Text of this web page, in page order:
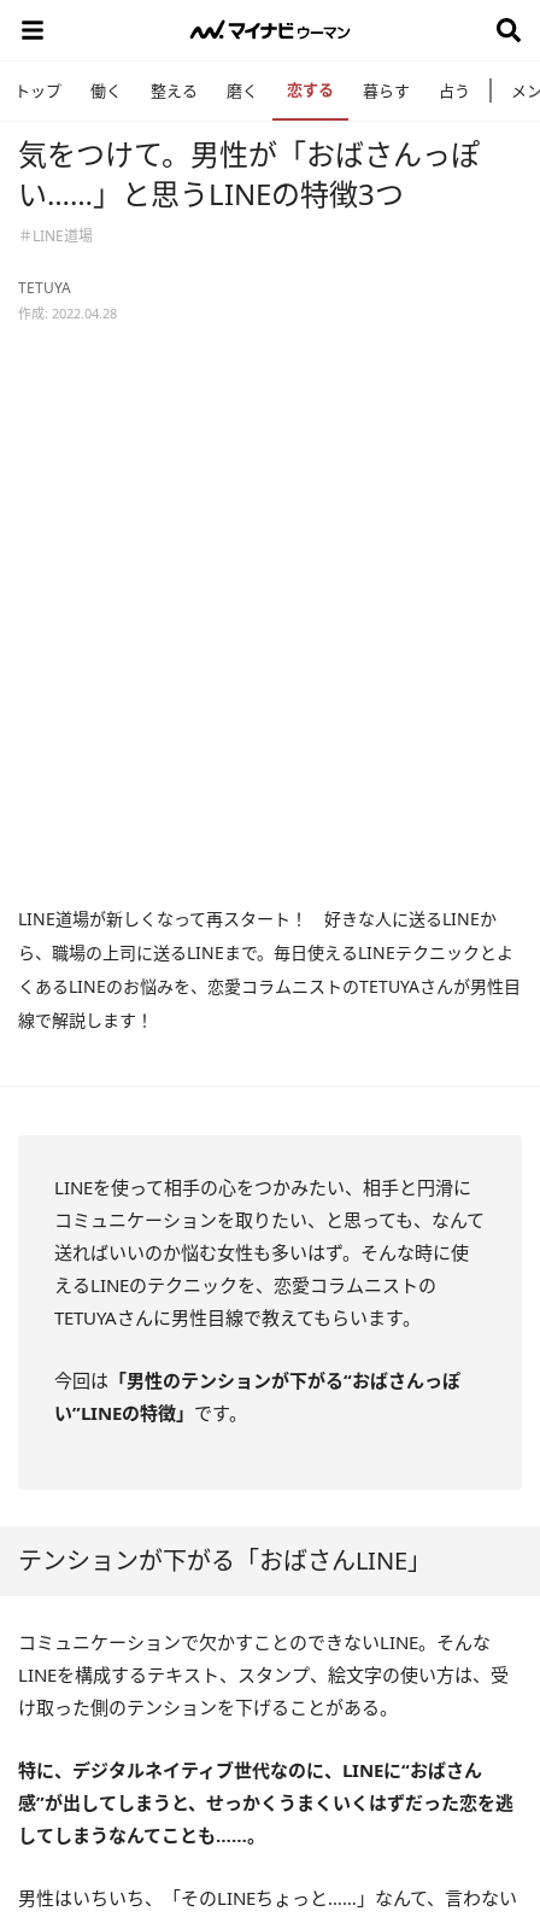
トップ 働く 整える 磨く 恋する 暮らす 占う メ
気をつけて。男性が「おばさんっぽ
い……」と思うLINEの特徴3つ
＃LINE道場
TETUYA
作成: 2022.04.28
LINE道場が新しくなって再スタート！ 好きな人に送るLINEか
ら、職場の上司に送るLINEまで。毎日使えるLINEテクニックとよ
くあるLINEのお悩みを、恋愛コラムニストのTETUYAさんが男性目
線で解説します！
LINEを使って相手の心をつかみたい、相手と円滑に
コミュニケーションを取りたい、と思っても、なんて
送ればいいのか悩む女性も多いはず。そんな時に使
えるLINEのテクニックを、恋愛コラムニストの
TETUYAさんに男性目線で教えてもらいます。
今回は 「男性のテンションが下がる“おばさんっぽ
い”LINEの特徴」 です。
テンションが下がる「おばさんLINE」
コミュニケーションで欠かすことのできないLINE。そんな
LINEを構成するテキスト、スタンプ、絵文字の使い方は、受
け取った側のテンションを下げることがある。
特に、デジタルネイティブ世代なのに、LINEに“おばさん
感”が出してしまうと、せっかくうまくいくはずだった恋を逃
してしまうなんてことも……。
男性はいちいち、「そのLINEちょっと……」なんて、言わない